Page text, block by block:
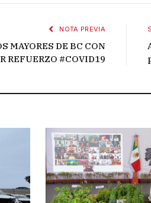
NOTA PREVIA
MAYORES DE BC CON
REFUERZO #COVID19